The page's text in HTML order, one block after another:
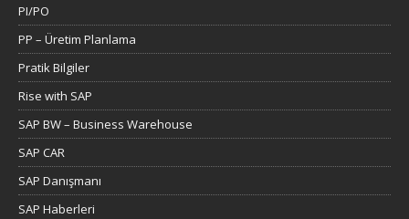
PI/PO
PP – Üretim Planlama
Pratik Bilgiler
Rise with SAP
SAP BW – Business Warehouse
SAP CAR
SAP Danışmanı
SAP Haberleri